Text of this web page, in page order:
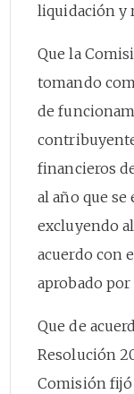
liquidación y
Que la
tomando
de
financieros
al año que
excluyendo
acuerdo con
aprobado por
Que de
Resolución
Comisión